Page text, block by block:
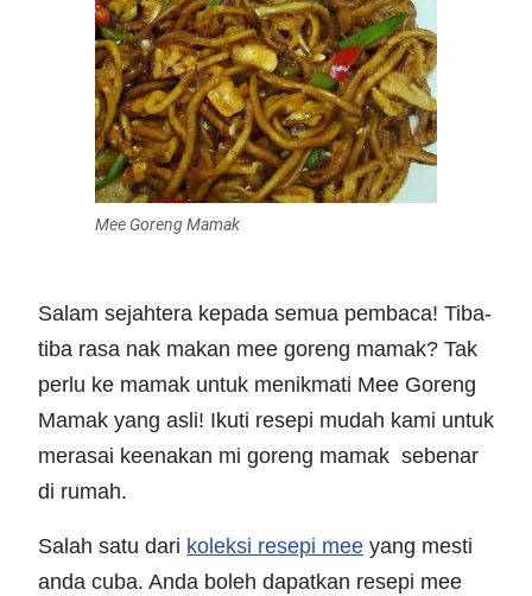
Mee Goreng Mamak
Salam sejahtera kepada semua pembaca! Tiba-
tiba rasa nak makan mee goreng mamak? Tak
perlu ke mamak untuk menikmati Mee Goreng
Mamak yang asli! Ikuti resepi mudah kami untuk
merasai keenakan mi goreng mamak sebenar
di rumah.
Salah satu dari koleksi resepi mee yang mesti
anda cuba. Anda boleh dapatkan resepi mee